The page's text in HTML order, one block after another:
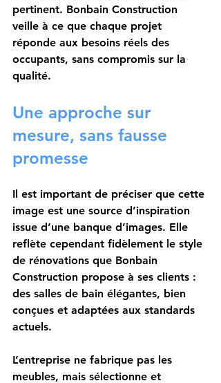
pertinent. Bonbain Construction
veille à ce que chaque projet
réponde aux besoins réels des
occupants, sans compromis sur la
qualité.
Une approche sur
mesure, sans fausse
promesse
Il est important de préciser que cette
image est une source d’inspiration
issue d’une banque d’images. Elle
reflète cependant fidèlement le style
de rénovations que Bonbain
Construction propose à ses clients :
des salles de bain élégantes, bien
conçues et adaptées aux standards
actuels.
L’entreprise ne fabrique pas les
meubles, mais sélectionne et